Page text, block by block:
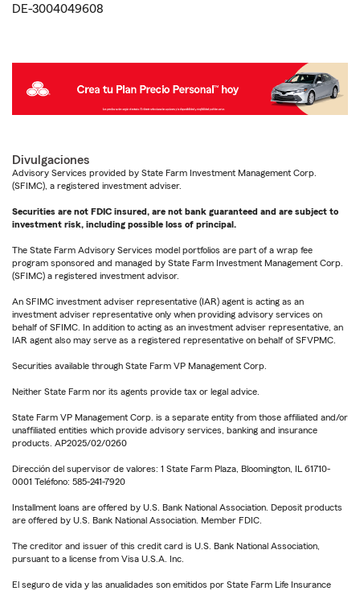
DE-3004049608
Divulgaciones
Advisory Services provided by State Farm Investment Management Corp.
(SFIMC), a registered investment adviser.
Securities are not FDIC insured, are not bank guaranteed and are subject to
investment risk, including possible loss of principal.
The State Farm Advisory Services model portfolios are part of a wrap fee
program sponsored and managed by State Farm Investment Management Corp.
(SFIMC) a registered investment advisor.
An SFIMC investment adviser representative (IAR) agent is acting as an
investment adviser representative only when providing advisory services on
behalf of SFIMC. In addition to acting as an investment adviser representative, an
IAR agent also may serve as a registered representative on behalf of SFVPMC.
Securities available through State Farm VP Management Corp.
Neither State Farm nor its agents provide tax or legal advice.
State Farm VP Management Corp. is a separate entity from those affiliated and/or
unaffiliated entities which provide advisory services, banking and insurance
products. AP2025/02/0260
Dirección del supervisor de valores: 1 State Farm Plaza, Bloomington, IL 61710-
0001 Teléfono: 585-241-7920
Installment loans are offered by U.S. Bank National Association. Deposit products
are offered by U.S. Bank National Association. Member FDIC.
The creditor and issuer of this credit card is U.S. Bank National Association,
pursuant to a license from Visa U.S.A. Inc.
El seguro de vida y las anualidades son emitidos por State Farm Life Insurance